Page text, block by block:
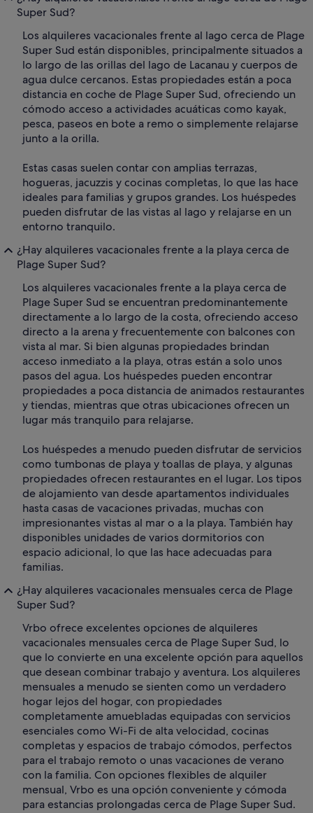
Super Sud?
Los alquileres vacacionales frente al lago cerca de Plage
Super Sud están disponibles, principalmente situados a
lo largo de las orillas del lago de Lacanau y cuerpos de
agua dulce cercanos. Estas propiedades están a poca
distancia en coche de Plage Super Sud, ofreciendo un
cómodo acceso a actividades acuáticas como kayak,
pesca, paseos en bote a remo o simplemente relajarse
junto a la orilla.
Estas casas suelen contar con amplias terrazas,
hogueras, jacuzzis y cocinas completas, lo que las hace
ideales para familias y grupos grandes. Los huéspedes
pueden disfrutar de las vistas al lago y relajarse en un
entorno tranquilo.
¿Hay alquileres vacacionales frente a la playa cerca de
Plage Super Sud?
Los alquileres vacacionales frente a la playa cerca de
Plage Super Sud se encuentran predominantemente
directamente a lo largo de la costa, ofreciendo acceso
directo a la arena y frecuentemente con balcones con
vista al mar. Si bien algunas propiedades brindan
acceso inmediato a la playa, otras están a solo unos
pasos del agua. Los huéspedes pueden encontrar
propiedades a poca distancia de animados restaurantes
y tiendas, mientras que otras ubicaciones ofrecen un
lugar más tranquilo para relajarse.
Los huéspedes a menudo pueden disfrutar de servicios
como tumbonas de playa y toallas de playa, y algunas
propiedades ofrecen restaurantes en el lugar. Los tipos
de alojamiento van desde apartamentos individuales
hasta casas de vacaciones privadas, muchas con
impresionantes vistas al mar o a la playa. También hay
disponibles unidades de varios dormitorios con
espacio adicional, lo que las hace adecuadas para
familias.
¿Hay alquileres vacacionales mensuales cerca de Plage
Super Sud?
Vrbo ofrece excelentes opciones de alquileres
vacacionales mensuales cerca de Plage Super Sud, lo
que lo convierte en una excelente opción para aquellos
que desean combinar trabajo y aventura. Los alquileres
mensuales a menudo se sienten como un verdadero
hogar lejos del hogar, con propiedades
completamente amuebladas equipadas con servicios
esenciales como Wi-Fi de alta velocidad, cocinas
completas y espacios de trabajo cómodos, perfectos
para el trabajo remoto o unas vacaciones de verano
con la familia. Con opciones flexibles de alquiler
mensual, Vrbo es una opción conveniente y cómoda
para estancias prolongadas cerca de Plage Super Sud.